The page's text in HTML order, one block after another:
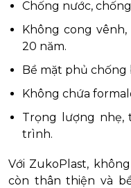
Chống nước,
Không cong
20 năm.
Bề mặt phủ chống
Không chứa
Trọng lượng nhẹ,
trình.
Với ZukoPlast,
còn thân thiện và